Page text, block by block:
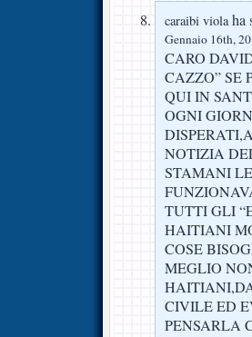
caraibi violaha
Gennaio 16th,
CARO
CAZZO” SE
QUI IN
OGNI
NOTIZIA
STAMANI
TUTTI GLI
HAITIANI
COSE
MEGLIO
CIVILE ED
PENSARLA